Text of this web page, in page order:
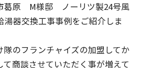
葛原 M様邸 ノーリツ製24号風
湯器交換工事事例をご紹介しま
のフランチャイズの加盟してか
て商談させていただく事が増えて